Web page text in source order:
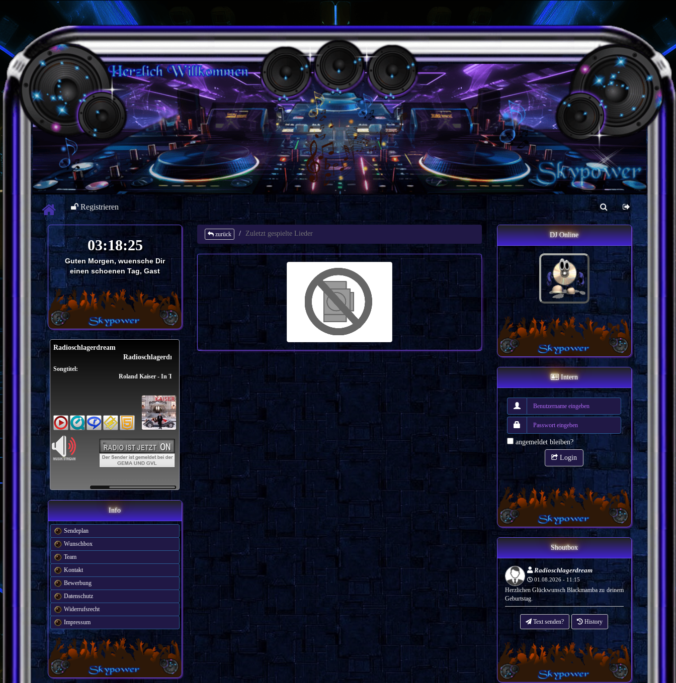
Registrieren
Guten Morgen, wuensche Dir
einen schoenen Tag, Gast
Radioschlagerdream
Radioschlagerdream
Songtitel:
Roland Kaiser - In The Ghetto
Info
Sendeplan
Wunschbox
Team
Kontakt
Bewerbung
Datenschutz
Widerrufsrecht
Impressum
zurück Zuletzt gespielte Lieder DJ Online
Intern
angemeldet bleiben?
Login
Shoutbox
Radioschlagerdream
01.08.2026 - 11:15
Herzlichen Glückwunsch Blackmamba zu deinem
Geburtstag.
Text senden? History